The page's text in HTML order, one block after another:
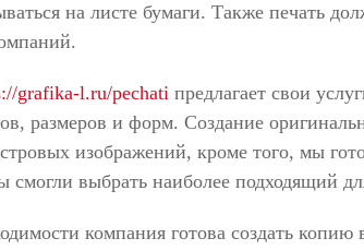
на листе бумаги. Также печать
grafika-l.ru/pechati предлагает свои
размеров и форм. Создание
изображений, кроме того, мы
смогли выбрать наиболее подходящий
компания готова создать